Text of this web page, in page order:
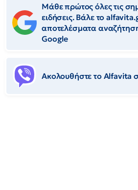
Μάθε πρώτος όλες τις
ειδήσεις. Βάλε το
αποτελέσματα
Google
Ακολουθήστε το Αlfavita